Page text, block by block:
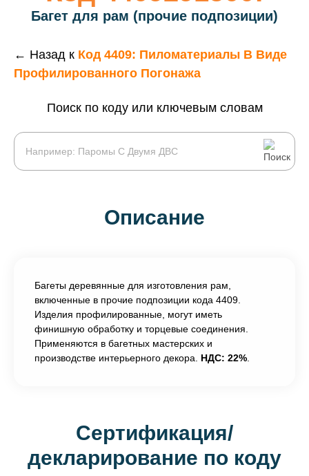
Багет для рам (прочие подпозиции)
← Назад к Код 4409: Пиломатериалы В Виде
Профилированного Погонажа
Поиск по коду или ключевым словам
Описание
Багеты деревянные для изготовления рам,
включенные в прочие подпозиции кода 4409.
Изделия профилированные, могут иметь
финишную обработку и торцевые соединения.
Применяются в багетных мастерских и
производстве интерьерного декора. НДС: 22%
Сертификация/
декларирование по коду